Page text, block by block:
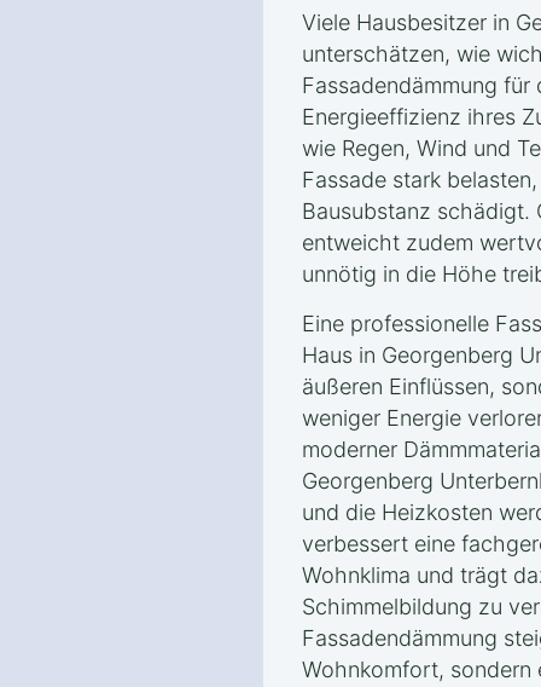
Viele Hausbesitzer in
unterschätzen, wie
Fassadendämmung
Energieeffizienz ihres
wie Regen, Wind und
Fassade stark
Bausubstanz schädigt.
entweicht zudem
unnötig in die Höhe
Eine professionelle
Haus in Georgenberg
äußeren Einflüssen,
weniger Energie
moderner
Georgenberg
und die Heizkosten
verbessert eine
Wohnklima und trägt
Schimmelbildung zu
Fassadendämmung
Wohnkomfort, sondern